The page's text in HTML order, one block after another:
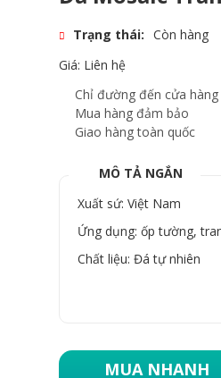
Trạng thái: Còn hàng
Giá: Liên hệ
Chỉ đường đến cửa hàng
Mua hàng đảm bảo
Giao hàng toàn quốc
MÔ TẢ NGẮN
Xuất sứ: Việt Nam
Ứng dụng: ốp tường,
Chất liệu: Đá tự nhiên
MUA NHANH